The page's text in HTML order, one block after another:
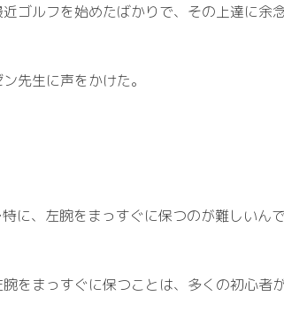
ゴルフを始めたばかりで、その上達に余
先生に声をかけた。
に、左腕をまっすぐに保つのが難しいん
をまっすぐに保つことは、多くの初心者